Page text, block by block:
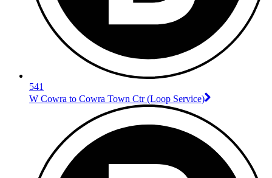
541
W Cowra to Cowra Town Ctr (Loop Service)